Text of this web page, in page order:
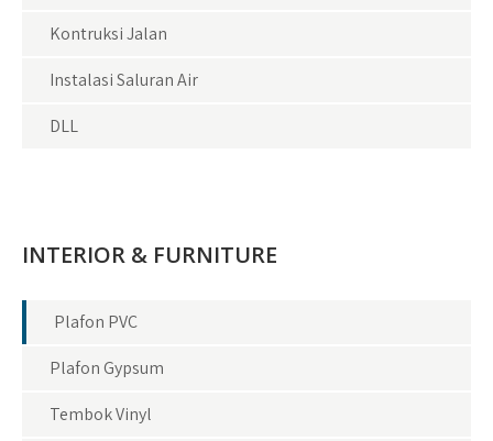
Kontruksi Jalan
Instalasi Saluran Air
DLL
INTERIOR & FURNITURE
Plafon PVC
Plafon Gypsum
Tembok Vinyl